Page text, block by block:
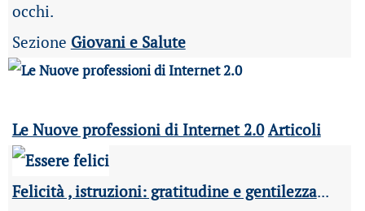
occhi.
Sezione Giovani e Salute
Le Nuove professioni di Internet 2.0 Articoli
Felicità , istruzioni: gratitudine e gentilezza...